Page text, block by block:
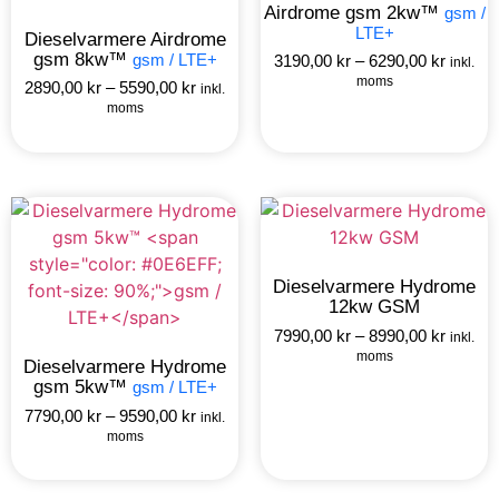
Dieselvarmere Airdrome
gsm 8kw™ gsm / LTE+
2890,00 kr –5590,00 kr inkl.
moms
Airdrome gsm 2kw™ gsm /
LTE+
3190,00 kr –6290,00 kr inkl.
moms
Dieselvarmere Hydrome
gsm 5kw™ gsm / LTE+
7790,00 kr –9590,00 kr inkl.
moms
Dieselvarmere Hydrome
12kw GSM
7990,00 kr –8990,00 kr inkl.
moms